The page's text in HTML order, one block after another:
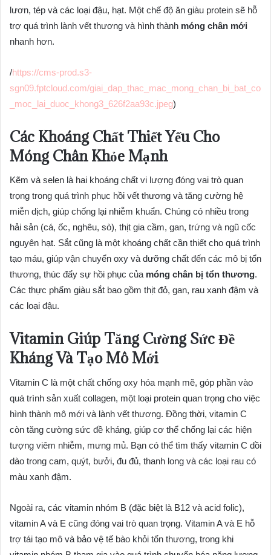
lươn, tép và các loại đậu, hạt. Một chế độ ăn giàu protein sẽ hỗ
trợ quá trình lành vết thương và hình thành móng chân mới
nhanh hơn.
/https://cms-prod.s3-
sgn09.fptcloud.com/giai_dap_thac_mac_mong_chan_bi_bat_co
_moc_lai_duoc_khong3_626f2aa93c.jpeg)
Các Khoáng Chất Thiết Yếu Cho
Móng Chân Khỏe Mạnh
Kẽm và selen là hai khoáng chất vi lượng đóng vai trò quan
trọng trong quá trình phục hồi vết thương và tăng cường hệ
miễn dịch, giúp chống lại nhiễm khuẩn. Chúng có nhiều trong
hải sản (cá, ốc, nghêu, sò), thịt gia cầm, gan, trứng và ngũ cốc
nguyên hạt. Sắt cũng là một khoáng chất cần thiết cho quá trình
tạo máu, giúp vận chuyển oxy và dưỡng chất đến các mô bị tổn
thương, thúc đẩy sự hồi phục của móng chân bị tổn thương.
Các thực phẩm giàu sắt bao gồm thịt đỏ, gan, rau xanh đậm và
các loại đậu.
Vitamin Giúp Tăng Cường Sức Đề
Kháng Và Tạo Mô Mới
Vitamin C là một chất chống oxy hóa mạnh mẽ, góp phần vào
quá trình sản xuất collagen, một loại protein quan trọng cho việc
hình thành mô mới và lành vết thương. Đồng thời, vitamin C
còn tăng cường sức đề kháng, giúp cơ thể chống lại các hiện
tượng viêm nhiễm, mưng mủ. Bạn có thể tìm thấy vitamin C dồi
dào trong cam, quýt, bưởi, đu đủ, thanh long và các loại rau có
màu xanh đậm.
Ngoài ra, các vitamin nhóm B (đặc biệt là B12 và acid folic),
vitamin A và E cũng đóng vai trò quan trọng. Vitamin A và E hỗ
trợ tái tạo mô và bảo vệ tế bào khỏi tổn thương, trong khi